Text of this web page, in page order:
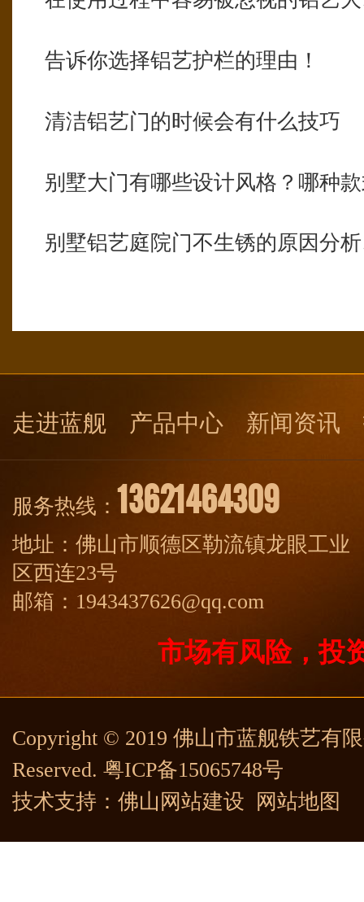
告诉你选择铝艺护栏的理由！
清洁铝艺门的时候会有什么技巧
别墅大门有哪些设计风格？哪种
别墅铝艺庭院门不生锈的原因分
走进蓝舰 产品中心 新闻资讯
服务热线： 13621464309
地址：佛山市顺德区勒流镇龙眼工业
区西连23号
邮箱：1943437626@qq.com
市场有风险，投
Copyright © 2019 佛山市蓝舰铁艺有
Reserved. 粤ICP备15065748号
技术支持： 佛山网站建设 网站地图